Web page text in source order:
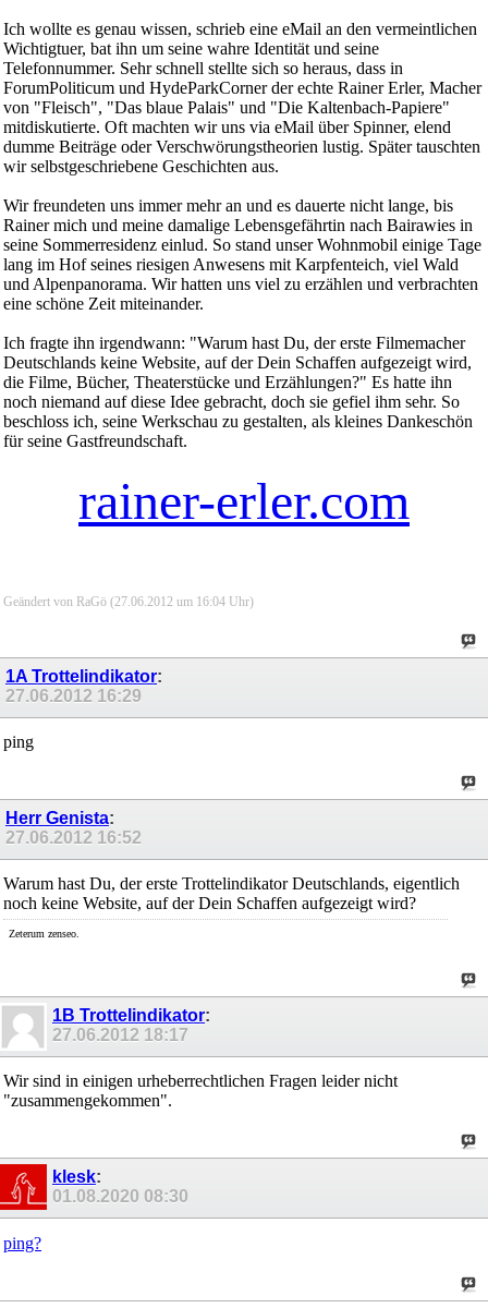
Ich wollte es genau wissen, schrieb eine eMail an den vermeintlichen
Wichtigtuer, bat ihn um seine wahre Identität und seine
Telefonnummer. Sehr schnell stellte sich so heraus, dass in
ForumPoliticum und HydeParkCorner der echte Rainer Erler, Macher
von "Fleisch", "Das blaue Palais" und "Die Kaltenbach-Papiere"
mitdiskutierte. Oft machten wir uns via eMail über Spinner, elend
dumme Beiträge oder Verschwörungstheorien lustig. Später tauschten
wir selbstgeschriebene Geschichten aus.
Wir freundeten uns immer mehr an und es dauerte nicht lange, bis
Rainer mich und meine damalige Lebensgefährtin nach Bairawies in
seine Sommerresidenz einlud. So stand unser Wohnmobil einige Tage
lang im Hof seines riesigen Anwesens mit Karpfenteich, viel Wald
und Alpenpanorama. Wir hatten uns viel zu erzählen und verbrachten
eine schöne Zeit miteinander.
Ich fragte ihn irgendwann: "Warum hast Du, der erste Filmemacher
Deutschlands keine Website, auf der Dein Schaffen aufgezeigt wird,
die Filme, Bücher, Theaterstücke und Erzählungen?" Es hatte ihn
noch niemand auf diese Idee gebracht, doch sie gefiel ihm sehr. So
beschloss ich, seine Werkschau zu gestalten, als kleines Dankeschön
für seine Gastfreundschaft.
rainer-erler.com
Geändert von RaGö (27.06.2012 um 16:04 Uhr)
1A Trottelindikator:
27.06.2012 16:29
ping
Herr Genista:
27.06.2012 16:52
Warum hast Du, der erste Trottelindikator Deutschlands, eigentlich
noch keine Website, auf der Dein Schaffen aufgezeigt wird?
Zeterum zenseo.
1B Trottelindikator:
27.06.2012 18:17
Wir sind in einigen urheberrechtlichen Fragen leider nicht
"zusammengekommen".
klesk:
01.08.2020 08:30
ping?